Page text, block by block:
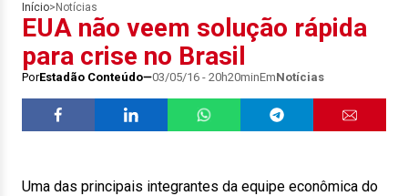
Início> Notícias
EUA não veem solução rápida
para crise no Brasil
PorEstadão Conteúdo 03/05/16 - 20h20minEmNotícias
Uma das principais integrantes da equipe econômica do